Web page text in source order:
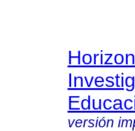
versión